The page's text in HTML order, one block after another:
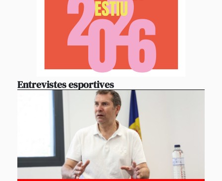
Entrevistes esportives